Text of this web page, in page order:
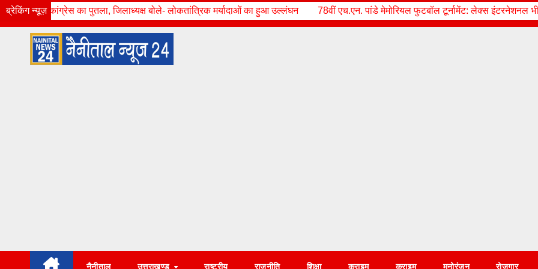
ब्रेकिंग न्यूज़
जिलाध्यक्ष बोले- लोकतांत्रिक मर्यादाओं का हुआ उल्लंघन 78वीं एच.एन. पांडे मेमोरियल फुटबॉल टूर्नामेंट: लेक्स इंटरनेशनल भीमताल ने पी.पी.जे.
Skip
to
Sun. Aug 9th, 2026 7:36:47 PM
नैनीताल उत्तराखण्ड राष्ट्रीय राजनीति शिक्षा क्राइम क्राइम मनोरंजन रोज़गार